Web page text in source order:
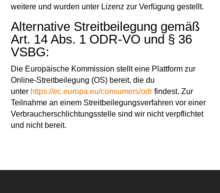
weitere und wurden unter Lizenz zur Verfügung gestellt.
Alternative Streitbeilegung gemäß
Art. 14 Abs. 1 ODR-VO und § 36
VSBG:
Die Europäische Kommission stellt eine Plattform zur
Online-Streitbeilegung (OS) bereit, die du
unter https://ec.europa.eu/consumers/odr findest. Zur
Teilnahme an einem Streitbeilegungsverfahren vor einer
Verbraucherschlichtungsstelle sind wir nicht verpflichtet
und nicht bereit.